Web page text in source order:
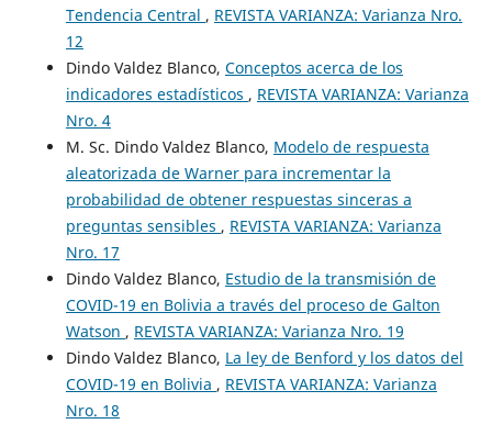
Tendencia Central , REVISTA VARIANZA: Varianza Nro.
12
Dindo Valdez Blanco, Conceptos acerca de los
indicadores estadísticos , REVISTA VARIANZA: Varianza
Nro. 4
M. Sc. Dindo Valdez Blanco, Modelo de respuesta
aleatorizada de Warner para incrementar la
probabilidad de obtener respuestas sinceras a
preguntas sensibles , REVISTA VARIANZA: Varianza
Nro. 17
Dindo Valdez Blanco, Estudio de la transmisión de
COVID-19 en Bolivia a través del proceso de Galton
Watson , REVISTA VARIANZA: Varianza Nro. 19
Dindo Valdez Blanco, La ley de Benford y los datos del
COVID-19 en Bolivia , REVISTA VARIANZA: Varianza
Nro. 18